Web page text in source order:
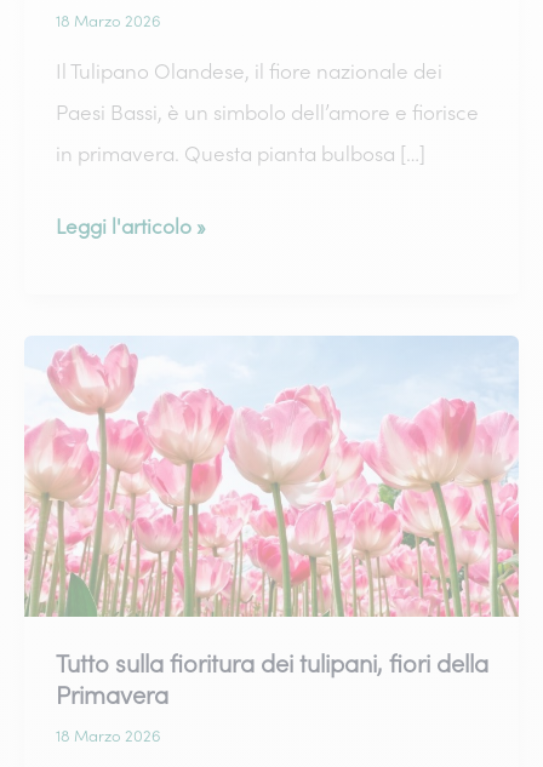
18 Marzo 2026
Il Tulipano Olandese, il fiore nazionale dei
Paesi Bassi, è un simbolo dell’amore e fiorisce
in primavera. Questa pianta bulbosa […]
Tutto
c’è
da
sapere
sui
tulipani
Leggi l'articolo »
Tutto sulla fioritura dei tulipani, fiori della
Primavera
18 Marzo 2026